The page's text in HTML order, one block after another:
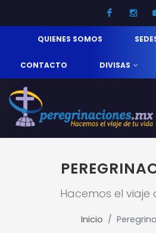
QUIENES SOMOS
CONTACTO DIVISAS
Hacemos el viaje
Inicio